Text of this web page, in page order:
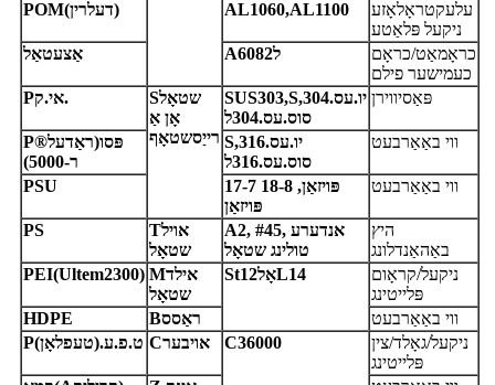
POM (דעלרין) AL1060,AL1100
עלעקטראָלאָזע
ניקעל פּלאַטע
אַצעטאַל
A ל6082
כראָמאַט/כראָם
כעמישער פילם
P
אי.ק. Sשטאָל
אָן אַ
רייַסשטאָף
SUS303,Sיו.עס.304,
סוס.עס.304ל
פּאַסיווירן
P פּסו(ראַדעל®
ר-5000)
Sיו.עס.316,
סוס.עס.316ל
ווי באַאַרבעט
PSU 17-7 פּויזאַן, 18-8
פּויזאַן
ווי באַאַרבעט
PS Tאויל
שטאָל
A2, #45, אנדערע
טולינג שטאָל
היץ
באַהאַנדלונג
PEI(Ultem2300) Mאילד
שטאָל
St אָל 1 2L14
ניקעל/קראָום
פּלייטינג
HDPE
Bראַסס
ווי באַאַרבעט
P
ט.פ.ע.(טעפלאָן) Cאויבער C36000
ניקעל/גאָלד/צין
פּלייטינג